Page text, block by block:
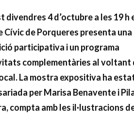
divendres 4 d’octubre a les 19 h
Cívic de Porqueres presenta una
participativa i un programa
complementàries al voltant
La mostra expositiva ha
per Marisa Benavente i
compta amb les il·lustracions